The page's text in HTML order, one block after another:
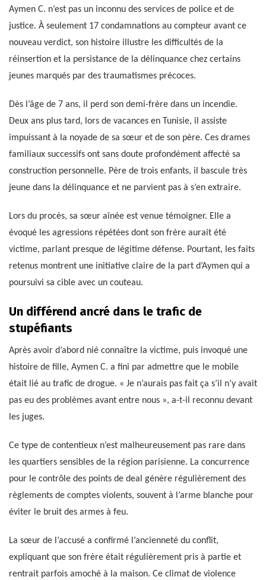
Aymen C. n’est pas un inconnu des services de police et de
justice. À seulement 17 condamnations au compteur avant ce
nouveau verdict, son histoire illustre les difficultés de la
réinsertion et la persistance de la délinquance chez certains
jeunes marqués par des traumatismes précoces.
Dès l’âge de 7 ans, il perd son demi-frère dans un incendie.
Deux ans plus tard, lors de vacances en Tunisie, il assiste
impuissant à la noyade de sa sœur et de son père. Ces drames
familiaux successifs ont sans doute profondément affecté sa
construction personnelle. Père de trois enfants, il bascule très
jeune dans la délinquance et ne parvient pas à s’en extraire.
Lors du procès, sa sœur aînée est venue témoigner. Elle a
évoqué les agressions répétées dont son frère aurait été
victime, parlant presque de légitime défense. Pourtant, les faits
retenus montrent une initiative claire de la part d’Aymen qui a
poursuivi sa cible avec un couteau.
Un différend ancré dans le trafic de
stupéfiants
Après avoir d’abord nié connaître la victime, puis invoqué une
histoire de fille, Aymen C. a fini par admettre que le mobile
était lié au trafic de drogue. « Je n’aurais pas fait ça s’il n’y avait
pas eu des problèmes avant entre nous », a-t-il reconnu devant
les juges.
Ce type de contentieux n’est malheureusement pas rare dans
les quartiers sensibles de la région parisienne. La concurrence
pour le contrôle des points de deal génère régulièrement des
règlements de comptes violents, souvent à l’arme blanche pour
éviter le bruit des armes à feu.
La sœur de l’accusé a confirmé l’ancienneté du conflit,
expliquant que son frère était régulièrement pris à partie et
rentrait parfois amoché à la maison. Ce climat de violence